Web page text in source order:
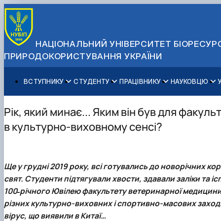
НАЦІОНАЛЬНИЙ УНІВЕРСИТЕТ
ПРИРОДОКОРИСТУВАННЯ УКРАЇНИ
ВСТУПНИКУ
Вступ до НУБіП України 2026
Приймальна комісія
Правила прийому
Для осіб з тимчасово окупованих територій
Для іноземців / For foreigners
Військова освіта
СТУДЕНТУ
Навчання
Додаткова освіта
Позанавчальна діяльність
Студентське самоврядування
ПРАЦІВНИКУ
Освітній процес
Міжнародна діяльність
Довідкова інформація
Профспілкова організація
НАУКОВЦЮ
Наукова діяльність
Аспіранту / Докторанту
Захисти дисертацій
Законодавче та нормативне забезпечення
Наукові видання
Наука для бізнесу
Управління і самоврядування
Загальна інформація
Офіційні документи
Стратегія розвитку на період 2026-2030рр.
Офіційна символіка
Антикорупційні заходи
Гендерна радниця
Контактна інформація
Рік, який минає... Яким він був для
в культурно-виховному сенсі?
Ще у грудні 2019 року, всі готувались до новорічних
свят. Студенти підтягували хвости, здавали заліки та
100˗річного Ювілею факультету ветеринарної
різних культурно-виховних і спортивно-масових
вірус, що виявили в Китаї…